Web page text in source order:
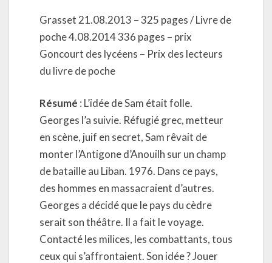
Grasset 21.08.2013 – 325 pages / Livre de
poche 4.08.2014 336 pages – prix
Goncourt des lycéens – Prix des lecteurs
du livre de poche
Résumé : L’idée de Sam était folle.
Georges l’a suivie. Réfugié grec, metteur
en scène, juif en secret, Sam rêvait de
monter l’Antigone d’Anouilh sur un champ
de bataille au Liban. 1976. Dans ce pays,
des hommes en massacraient d’autres.
Georges a décidé que le pays du cèdre
serait son théâtre. Il a fait le voyage.
Contacté les milices, les combattants, tous
ceux qui s’affrontaient. Son idée ? Jouer